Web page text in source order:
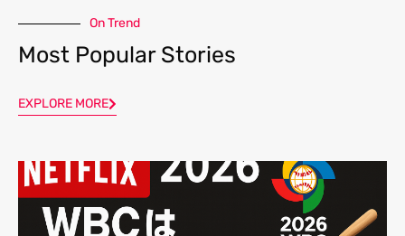
On Trend
Most Popular Stories
EXPLORE MORE